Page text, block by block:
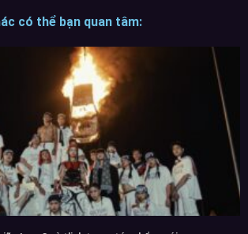
có thể bạn quan tâm: